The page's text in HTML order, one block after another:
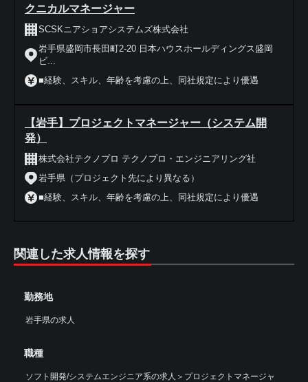
クニカルマネージャー
SCSKニアショアシステムズ株式会社
岩手県盛岡市長田町2-20 日本ハウスホールディングス盛岡
ビ...
■経験、スキル、年齢を考慮の上、同社規定により優遇
【岩手】プロジェクトマネージャー（システム開
発）
株式会社テクノプロ テクノプロ・エンジニアリング社
岩手県（プロジェクト先により異なる）
■経験、スキル、年齢を考慮の上、同社規定により優遇
関連した求人情報を探す
勤務地
岩手県の求人
職種
ソフト開発/システムエンジニア系の求人 ＞ プロジェクトマネージャ